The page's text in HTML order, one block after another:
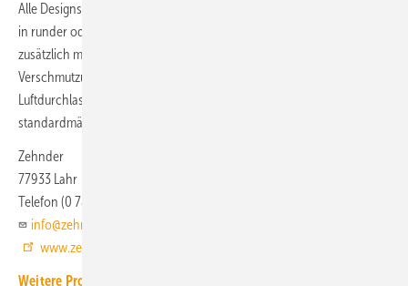
Alle Designs sind in mattiertem Weiß und satiniertem Edelstahl sowie
in runder oder rechteckiger Ausführung erhältlich, die Design Line
zusätzlich mit Glasoptik-Rahmen. Um das Luftverteilsystem vor
Verschmutzungen zu schützen, werden die Zehnder-
Luftdurchlassgehäuse ComfoCase TVA/CLRF, CLD und CLD breit nun
standardmäßig mit Abluftfiltern ausgeliefert.
Zehnder
77933 Lahr
Telefon (0 78 21) 58 60
info@zehnder-systems.de
www.zehnder-systems.de
Weitere Produkt-Meldungen zum Thema Wohnungslüftung